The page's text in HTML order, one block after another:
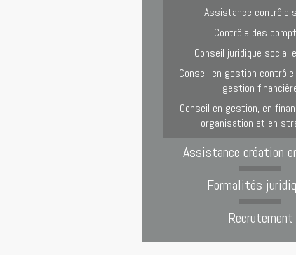
Assistance contrôle
Contrôle des
Conseil juridique social
Conseil en gestion
gestion
Conseil en gestion, en
organisation et en
Assistance création
Formalités
Recrutement